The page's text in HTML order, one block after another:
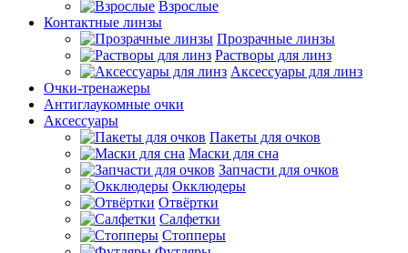
Взрослые
Контактные линзы
Прозрачные линзы
Растворы для линз
Аксессуары для линз
Очки-тренажеры
Антиглаукомные очки
Аксессуары
Пакеты для очков
Маски для сна
Запчасти для очков
Окклюдеры
Отвёртки
Салфетки
Стопперы